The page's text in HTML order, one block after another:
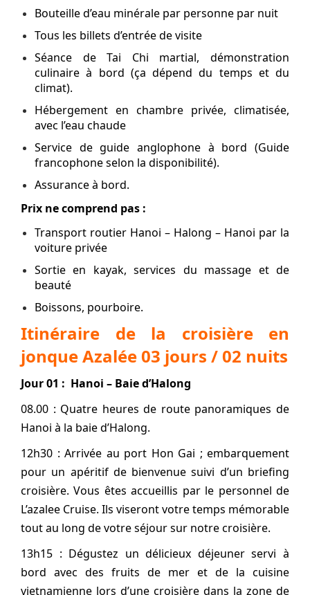
Bouteille d’eau minérale par personne par nuit
Tous les billets d’entrée de visite
Séance de Tai Chi martial, démonstration
culinaire à bord (ça dépend du temps et du
climat).
Hébergement en chambre privée, climatisée,
avec l’eau chaude
Service de guide anglophone à bord (Guide
francophone selon la disponibilité).
Assurance à bord.
Prix ne comprend pas :
Transport routier Hanoi – Halong – Hanoi par la
voiture privée
Sortie en kayak, services du massage et de
beauté
Boissons, pourboire.
Itinéraire de la croisière en
jonque Azalée 03 jours / 02 nuits
Jour 01 : Hanoi – Baie d’Halong
08.00 : Quatre heures de route panoramiques de
Hanoi à la baie d’Halong.
12h30 : Arrivée au port Hon Gai ; embarquement
pour un apéritif de bienvenue suivi d’un briefing
croisière. Vous êtes accueillis par le personnel de
L’azalee Cruise. Ils viseront votre temps mémorable
tout au long de votre séjour sur notre croisière.
13h15 : Dégustez un délicieux déjeuner servi à
bord avec des fruits de mer et de la cuisine
vietnamienne lors d’une croisière dans la zone de